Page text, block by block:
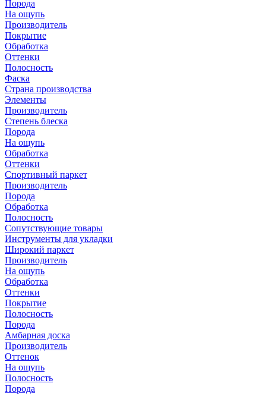
Порода
На ощупь
Производитель
Покрытие
Обработка
Оттенки
Полосность
Фаска
Страна производства
Элементы
Производитель
Степень блеска
Порода
На ощупь
Обработка
Оттенки
Спортивный паркет
Производитель
Порода
Обработка
Полосность
Сопутствующие товары
Инструменты для укладки
Широкий паркет
Производитель
На ощупь
Обработка
Оттенки
Покрытие
Полосность
Порода
Амбарная доска
Производитель
Оттенок
На ощупь
Полосность
Порода